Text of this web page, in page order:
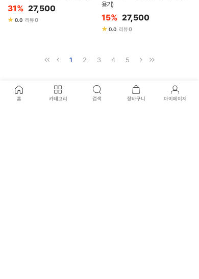
홈 카테고리 검색 장바구니 마이페이지
31% 27,500
★ 0.0 리뷰0
용기)
15% 27,500
★ 0.0 리뷰0
1 2 3 4 5